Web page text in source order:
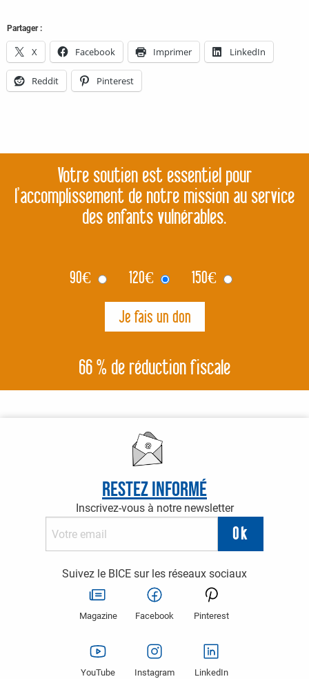
Partager :
X Facebook Imprimer LinkedIn
Reddit Pinterest
Votre soutien est essentiel pour
l’accomplissement de notre mission au service
des enfants vulnérables.
90€ 120€ 150€
66 % de réduction fiscale
Restez informé
Inscrivez-vous à notre newsletter
Suivez le BICE sur les réseaux sociaux
Magazine Facebook Pinterest
YouTube Instagram LinkedIn